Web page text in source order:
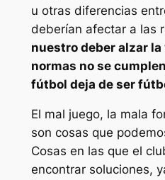
u otras diferencias
deberían afectar a las
nuestro deber alzar
normas no se
fútbol deja de ser
El mal juego, la mala
son cosas que
Cosas en las que el
encontrar soluciones,